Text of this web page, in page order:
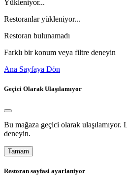
Yükleniyor...
Restoranlar yükleniyor...
Restoran bulunamadı
Farklı bir konum veya filtre deneyin
Ana Sayfaya Dön
Geçici Olarak Ulaşılamıyor
Bu mağaza geçici olarak ulaşılamıyor.
deneyin.
Tamam
Restoran sayfasi ayarlaniyor